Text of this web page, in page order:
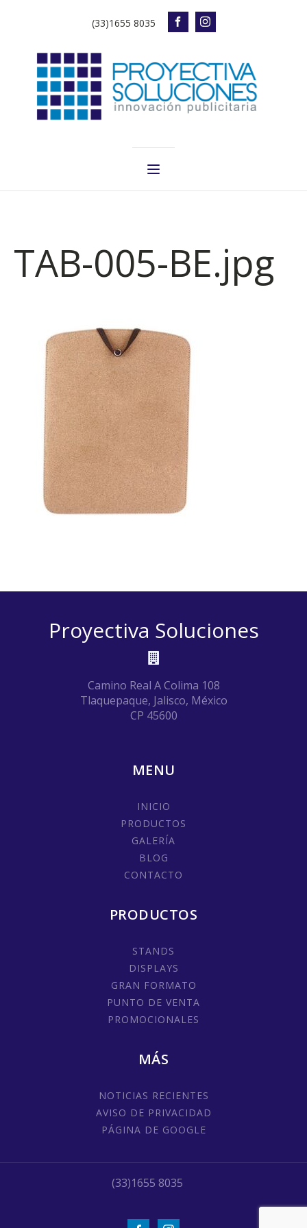
(33)1655 8035
TAB-005-BE.jpg
Proyectiva Soluciones
Camino Real A Colima 108
Tlaquepaque, Jalisco, México
CP 45600
MENU
INICIO
PRODUCTOS
GALERÍA
BLOG
CONTACTO
PRODUCTOS
STANDS
DISPLAYS
GRAN FORMATO
PUNTO DE VENTA
PROMOCIONALES
MÁS
NOTICIAS RECIENTES
AVISO DE PRIVACIDAD
PÁGINA DE GOOGLE
(33)1655 8035